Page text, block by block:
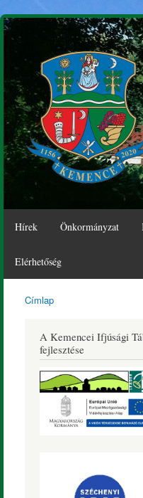
Hírek Önkormányzat
Elérhetőség
Kemence
Község
Honlapja
Címlap
A Kemencei Ifjúsági
fejlesztése